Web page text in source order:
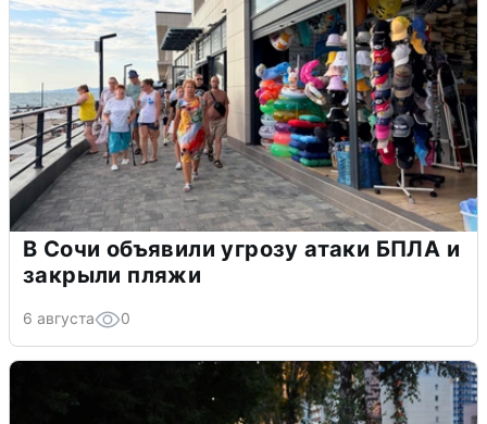
В Сочи объявили угрозу атаки БПЛА и
закрыли пляжи
6 августа 0